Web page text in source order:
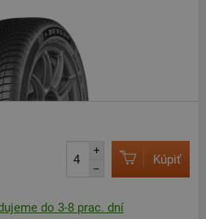
+
–
Kúpiť
do 3-8 prac. dní